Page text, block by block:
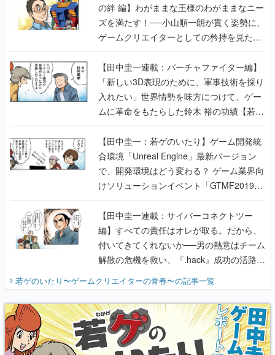
の絆 編】わがままな王様のわがままなニー
ズを満たす！──小山順一朗が貫く姿勢に、
ゲームクリエイターとしての矜持を見た
【若ゲのいたり最終回】
【田中圭一連載：バーチャファイター編】
「新しい3D表現のために、軍事技術を採り
入れたい」世界情勢を味方につけて、ゲー
ムに革命をもたらした鈴木 裕の功績【若ゲ
のいたり】
【田中圭一：若ゲのいたり】ゲーム開発統
合環境「Unreal Engine」最新バージョン
で、開発環境はどう変わる？ ゲーム業界向
けソリューションイベント「GTMF2019」
に行って、より理解を深めよう【PR】
【田中圭一連載：サイバーコネクトツー
編】すべての責任はオレが取る。だから、
付いてきてくれないか──男の熱意はチーム
解散の危機を救い、『.hack』成功の活路を
開く。業界の快男児・松山 洋に流れる血は
『少年ジャンプ』色だった【若ゲのいた
り】
若ゲのいたり〜ゲームクリエイターの青春〜の記事一覧